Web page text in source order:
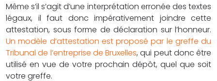
Même s’il s’agit d’une interprétation erronée des textes
légaux, il faut donc impérativement joindre cette
attestation, sous forme de déclaration sur l’honneur.
Un modèle d’attestation est proposé par le greffe du
Tribunal de l’entreprise de Bruxelles, qui peut donc être
utilisé en vue de votre prochain dépôt, quel que soit
votre greffe.